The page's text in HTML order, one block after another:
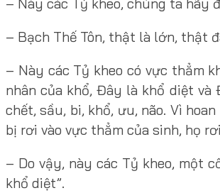
– Bạch Thế Tôn, thật là lớn, thật
– Này các Tỷ kheo có vực thẳm
nhân của khổ, Đây là khổ diệt và
chết, sầu, bi, khổ, ưu, não. Vì
bị rơi vào vực thẳm của sinh, họ
– Do vậy, này các Tỷ kheo, một
khổ diệt”.